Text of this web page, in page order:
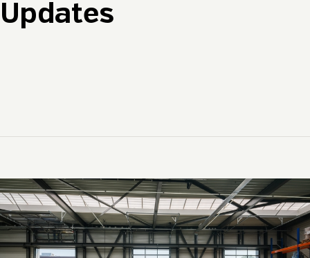
Updates